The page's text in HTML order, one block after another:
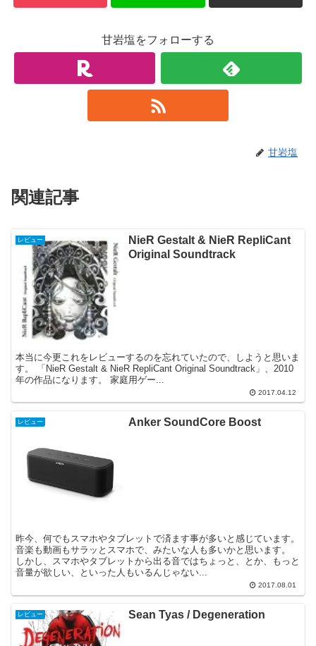
甘岩塩をフォローする
甘岩塩
関連記事
レビュー
NieR Gestalt & NieR RepliCant
Original Soundtrack
本当に今更これをレビューするのを忘れていたので、しようと思いま
す。 「NieR Gestalt & NieR RepliCant Original Soundtrack」、2010
年の作品になります。 家庭用ゲー...
2017.04.12
レビュー Anker SoundCore Boost
昨今、何でもスマホやタブレットで済ます事が多いと感じています。
音楽も動画もサラッとスマホで、みたいな人も多いかと思います。
しかし、スマホやタブレットから出る音ではちょっと、とか、もっと
音量が欲しい、といった人もいるんじゃない...
2017.08.01
レビュー Sean Tyas / Degeneration